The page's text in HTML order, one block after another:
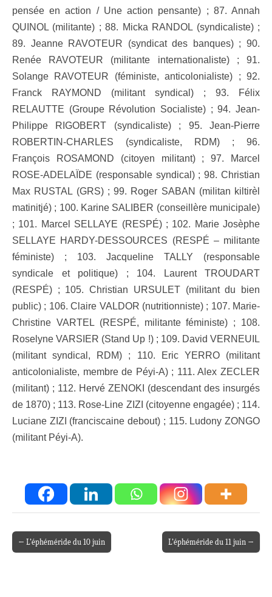
pensée en action / Une action pensante) ; 87. Annah
QUINOL (militante) ; 88. Micka RANDOL (syndicaliste) ;
89. Jeanne RAVOTEUR (syndicat des banques) ; 90.
Renée RAVOTEUR (militante internationaliste) ; 91.
Solange RAVOTEUR (féministe, anticolonialiste) ; 92.
Franck RAYMOND (militant syndical) ; 93. Félix
RELAUTTE (Groupe Révolution Socialiste) ; 94. Jean-
Philippe RIGOBERT (syndicaliste) ; 95. Jean-Pierre
ROBERTIN-CHARLES (syndicaliste, RDM) ; 96.
François ROSAMOND (citoyen militant) ; 97. Marcel
ROSE-ADELAÏDE (responsable syndical) ; 98. Christian
Max RUSTAL (GRS) ; 99. Roger SABAN (militan kiltirèl
matinitjé) ; 100. Karine SALIBER (conseillère municipale)
; 101. Marcel SELLAYE (RESPÉ) ; 102. Marie Josèphe
SELLAYE HARDY-DESSOURCES (RESPÉ – militante
féministe) ; 103. Jacqueline TALLY (responsable
syndicale et politique) ; 104. Laurent TROUDART
(RESPÉ) ; 105. Christian URSULET (militant du bien
public) ; 106. Claire VALDOR (nutritionniste) ; 107. Marie-
Christine VARTEL (RESPÉ, militante féministe) ; 108.
Roselyne VARSIER (Stand Up !) ; 109. David VERNEUIL
(militant syndical, RDM) ; 110. Eric YERRO (militant
anticolonialiste, membre de Péyi-A) ; 111. Alex ZECLER
(militant) ; 112. Hervé ZENOKI (descendant des insurgés
de 1870) ; 113. Rose-Line ZIZI (citoyenne engagée) ; 114.
Luciane ZIZI (franciscaine debout) ; 115. Ludony ZONGO
(militant Péyi-A).
Post navigation
← L’éphéméride du 10 juin L’éphéméride du 11 juin →